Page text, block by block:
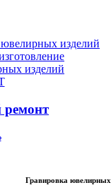
изделий
изделий
ремонт
Гравировка ювелирных